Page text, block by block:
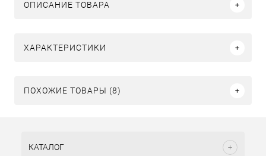
ОПИСАНИЕ ТОВАРА
ХАРАКТЕРИСТИКИ
ПОХОЖИЕ ТОВАРЫ (8)
КАТАЛОГ